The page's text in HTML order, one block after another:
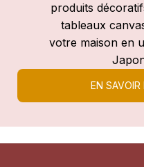
produits
tableaux
votre maison en
EN